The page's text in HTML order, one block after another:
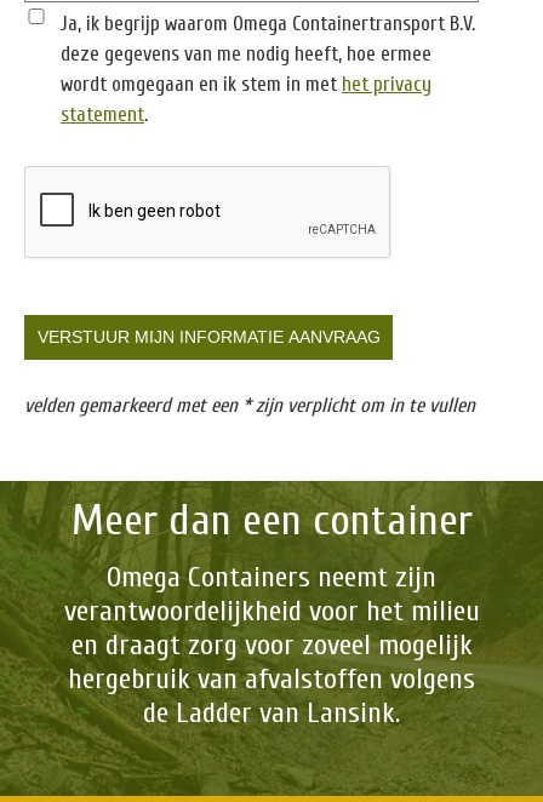
Ja, ik begrijp waarom Omega Containertransport B.V.
deze gegevens van me nodig heeft, hoe ermee
wordt omgegaan en ik stem in met het privacy
statement.
velden gemarkeerd met een * zijn verplicht om in te vullen
Meer dan een container
Omega Containers neemt zijn
verantwoordelijkheid voor het milieu
en draagt zorg voor zoveel mogelijk
hergebruik van afvalstoffen volgens
de Ladder van Lansink.